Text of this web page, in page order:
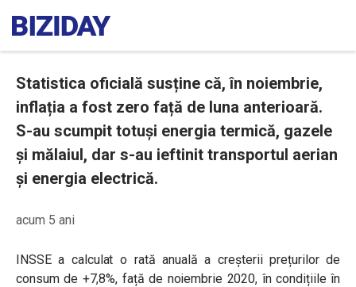
Statistica oficială susține că, în noiembrie,
inflația a fost zero față de luna anterioară.
S-au scumpit totuși energia termică, gazele
și mălaiul, dar s-au ieftinit transportul aerian
și energia electrică.
acum 5 ani
INSSE a calculat o rată anuală a creșterii prețurilor de
consum de +7,8%, față de noiembrie 2020, în condițiile în